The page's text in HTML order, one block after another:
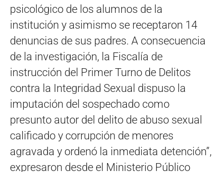
psicológico de los alumnos de la
institución y asimismo se receptaron 14
denuncias de sus padres. A consecuencia
de la investigación, la Fiscalía de
instrucción del Primer Turno de Delitos
contra la Integridad Sexual dispuso la
imputación del sospechado como
presunto autor del delito de abuso sexual
calificado y corrupción de menores
agravada y ordenó la inmediata detención”,
expresaron desde el Ministerio Público